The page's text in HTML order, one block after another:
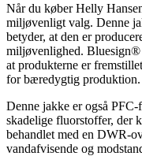
Når du køber Helly
miljøvenligt valg. Denne
betyder, at den er
miljøvenlighed. Bluesign®
at produkterne er
for bæredygtig produktion.
Denne jakke er også
skadelige fluorstoffer, der
behandlet med en DWR-
vandafvisende og